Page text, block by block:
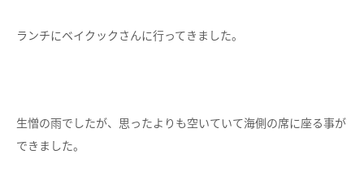
ランチにベイクックさんに行ってきました。
生憎の雨でしたが、思ったよりも空いていて海側の席に座る事が
できました。